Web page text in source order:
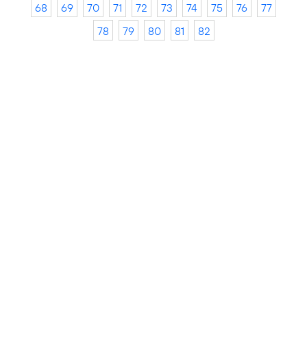
68
69 70 71 72 73 74 75 76
77
78
79 80 81 82